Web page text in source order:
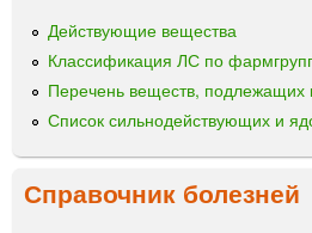
Действующие вещества
Классификация ЛС по
Перечень веществ, подлежащих
Список сильнодействующих и
Справочник болезней